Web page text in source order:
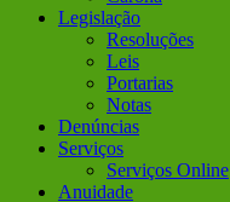
Legislação
Resoluções
Leis
Portarias
Notas
Denúncias
Serviços
Serviços Online
Anuidade